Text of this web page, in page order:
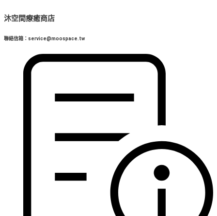
沐空間療癒商店
聯絡信箱：service@moospace.tw